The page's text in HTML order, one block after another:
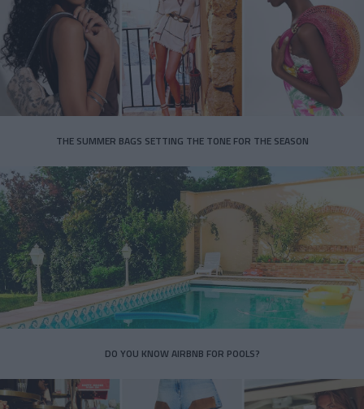
THE SUMMER BAGS SETTING THE TONE FOR THE SEASON
DO YOU KNOW AIRBNB FOR POOLS?